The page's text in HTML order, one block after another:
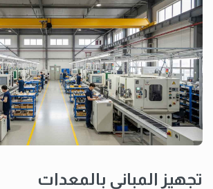
تجهيز المباني بالمعدات